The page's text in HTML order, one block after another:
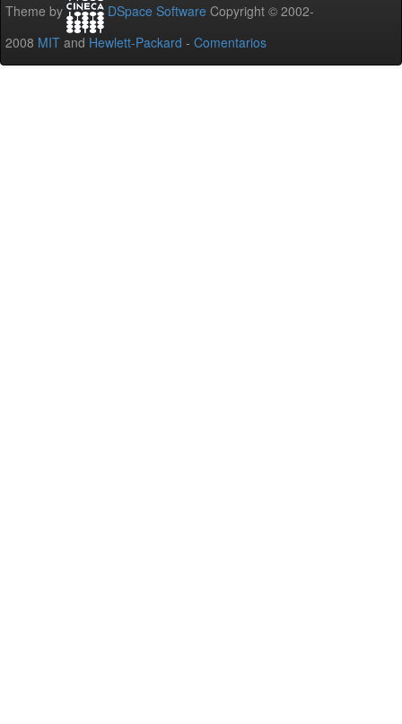
Theme by DSpace Software Copyright © 2002-
2008 MIT and Hewlett-Packard - Comentarios